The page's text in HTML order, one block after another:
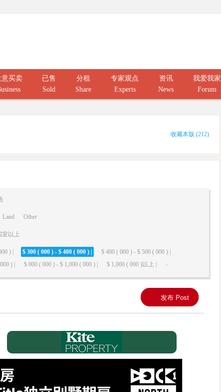
意买卖
已售
Sold
分租
Share
专家观点
Experts
资讯
News
我爱我家
Forum
收藏本版 (212)
Land Other
室以上
) | $ 300 ( 000 ) - $ 400 ( 000 ) |
$ 400 ( 000 ) - $ 500 ( 000 ) |
) |
$ 800 ( 000 ) - $ 1,000 ( 000 ) | $ 1,000 ( 000 )以上 | -
发布 Post